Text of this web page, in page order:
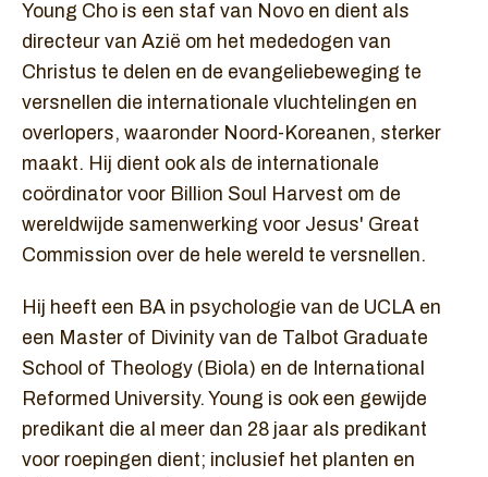
Young Cho is een staf van Novo en dient als
directeur van Azië om het mededogen van
Christus te delen en de evangeliebeweging te
versnellen die internationale vluchtelingen en
overlopers, waaronder Noord-Koreanen, sterker
maakt. Hij dient ook als de internationale
coördinator voor Billion Soul Harvest om de
wereldwijde samenwerking voor Jesus' Great
Commission over de hele wereld te versnellen.
Hij heeft een BA in psychologie van de UCLA en
een Master of Divinity van de Talbot Graduate
School of Theology (Biola) en de International
Reformed University. Young is ook een gewijde
predikant die al meer dan 28 jaar als predikant
voor roepingen dient; inclusief het planten en